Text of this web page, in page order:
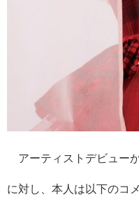
アーティストデビュー
に対し、本人は以下のコ